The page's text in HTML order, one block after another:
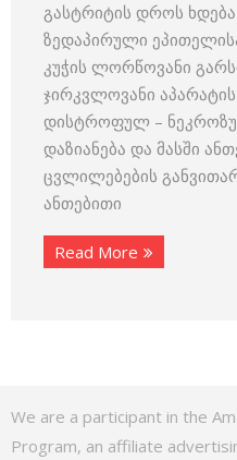
გასტრიტის დროს ხდება
ზედაპირული
კუჭის ლორწოვანი
ჯირკვლოვანი აპარატის
დისტროფულ –
დაზიანება და მასში
ცვლილებების
ანთებითი
Read More
We are a participant in the
Program, an affiliate